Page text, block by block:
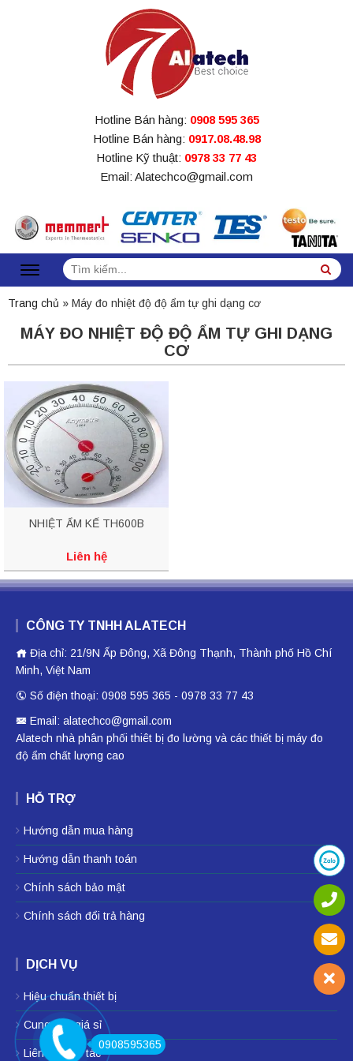
Hotline Bán hàng: 0908 595 365
Hotline Bán hàng: 0917.08.48.98
Hotline Kỹ thuật: 0978 33 77 43
Email: Alatechco@gmail.com
Tìm
kiếm:
Trang chủ » Máy đo nhiệt độ độ ẩm tự ghi dạng cơ
MÁY ĐO NHIỆT ĐỘ ĐỘ ẨM TỰ GHI DẠNG
CƠ
NHIỆT ẨM KẾ TH600B
Liên hệ
CÔNG TY TNHH ALATECH
Địa chỉ: 21/9N Ấp Đông, Xã Đông Thạnh, Thành phố Hồ Chí
Minh, Việt Nam
Số điện thoại: 0908 595 365 - 0978 33 77 43
Email: alatechco@gmail.com
Alatech nhà phân phối thiêt bị đo lường và các thiết bị máy đo
độ ẩm chất lượng cao
HỖ TRỢ
Hướng dẫn mua hàng
Hướng dẫn thanh toán
Chính sách bảo mật
Chính sách đổi trả hàng
DỊCH VỤ
Hiệu chuẩn thiết bị
Cung cấp giá sỉ
Liên hệ hợp tác
0908595365